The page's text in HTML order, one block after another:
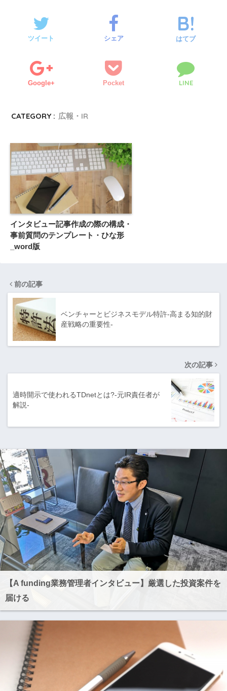
ツイート シェア はてブ
Google+ Pocket LINE
CATEGORY : 広報・IR
インタビュー記事作成の際の構成・
事前質問のテンプレート・ひな形
_word版
前の記事
ベンチャーとビジネスモデル特許-高まる知的財
産戦略の重要性-
次の記事
適時開示で使われるTDnetとは?-元IR責任者が
解説-
【A funding業務管理者インタビュー】厳選した投資案件を
届ける